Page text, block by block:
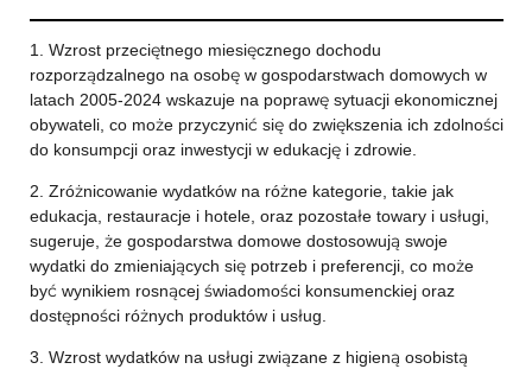
1. Wzrost przeciętnego miesięcznego dochodu
rozporządzalnego na osobę w gospodarstwach domowych w
latach 2005-2024 wskazuje na poprawę sytuacji ekonomicznej
obywateli, co może przyczynić się do zwiększenia ich zdolności
do konsumpcji oraz inwestycji w edukację i zdrowie.
2. Zróżnicowanie wydatków na różne kategorie, takie jak
edukacja, restauracje i hotele, oraz pozostałe towary i usługi,
sugeruje, że gospodarstwa domowe dostosowują swoje
wydatki do zmieniających się potrzeb i preferencji, co może
być wynikiem rosnącej świadomości konsumenckiej oraz
dostępności różnych produktów i usług.
3. Wzrost wydatków na usługi związane z higieną osobistą